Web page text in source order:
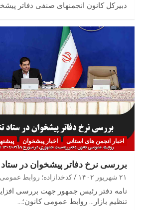
دبیرکل کانون انجمنهای صنفی دفاتر
اخبار انجمن های استانی اخبار پیشخوان
بررسی نرخ دفاتر پیشخوان در ستاد
۲۱ شهریور ۱۴۰۲ کدخدازاده؛ روابط عمومی
نامه دفتر رئیس جمهور جهت بررسی
تنظیم بازار… روابط عمومی کانون؛…